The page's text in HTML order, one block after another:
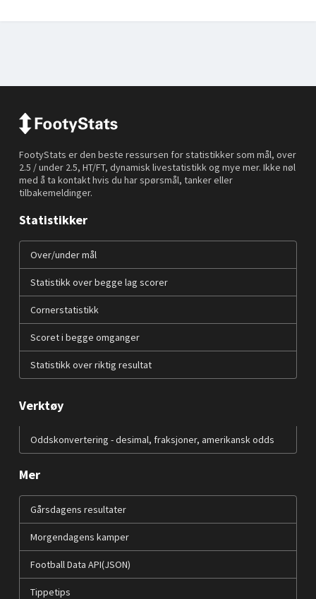
FootyStats er den beste ressursen for statistikker som mål, over
2.5 / under 2.5, HT/FT, dynamisk livestatistikk og mye mer. Ikke nøl
med å ta kontakt hvis du har spørsmål, tanker eller
tilbakemeldinger.
Statistikker
Over/under mål
Statistikk over begge lag scorer
Cornerstatistikk
Scoret i begge omganger
Statistikk over riktig resultat
Verktøy
Oddskonvertering - desimal, fraksjoner, amerikansk odds
Mer
Gårsdagens resultater
Morgendagens kamper
Football Data API(JSON)
Tippetips